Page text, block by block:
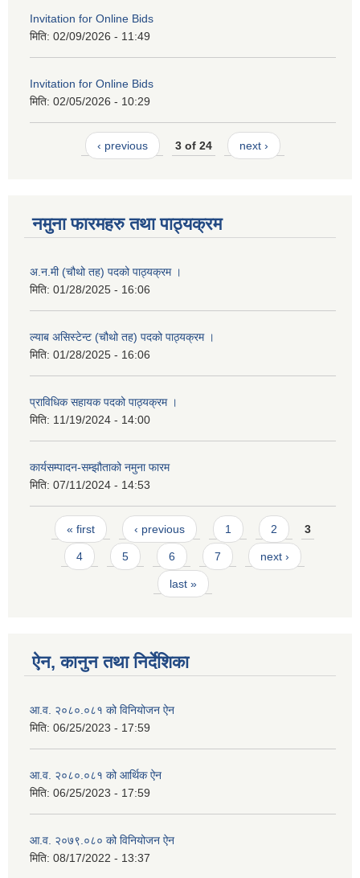
Invitation for Online Bids
मिति: 02/09/2026 - 11:49
Invitation for Online Bids
मिति: 02/05/2026 - 10:29
‹ previous 3 of 24 next ›
नमुना फारमहरु तथा पाठ्यक्रम
अ.न.मी (चौथो तह) पदको पाठ्यक्रम ।
मिति: 01/28/2025 - 16:06
ल्याब असिस्टेन्ट (चौथो तह) पदको पाठ्यक्रम ।
मिति: 01/28/2025 - 16:06
प्राविधिक सहायक पदको पाठ्यक्रम ।
मिति: 11/19/2024 - 14:00
कार्यसम्पादन-सम्झौताको नमुना फारम
मिति: 07/11/2024 - 14:53
Pages
« first ‹ previous 1 2 3
4 5 6 7 next ›
last »
ऐन, कानुन तथा निर्देशिका
आ.व. २०८०.०८१ को विनियोजन ऐन
मिति: 06/25/2023 - 17:59
आ.व. २०८०.०८१ को आर्थिक ऐन
मिति: 06/25/2023 - 17:59
आ.व. २०७९.०८० को विनियोजन ऐन
मिति: 08/17/2022 - 13:37